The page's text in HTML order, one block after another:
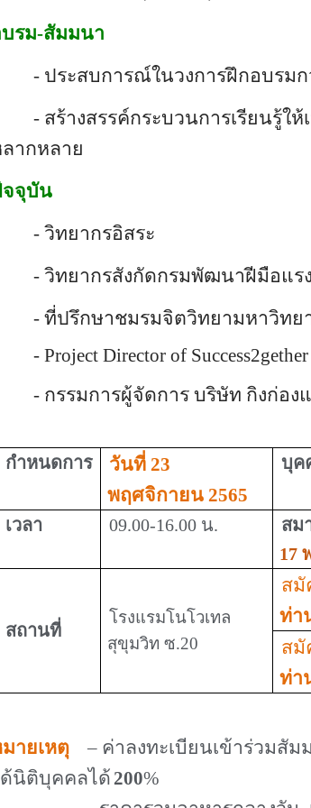
รม-สัมมนา
- ประสบการณ์ในวงการฝึกอบรมก
- สร้างสรรค์กระบวนการเรียนรู้ใ
ากหลาย
จุบัน
- วิทยากรอิสระ
- วิทยากรสังกัดกรมพัฒนาฝีมือแร
- ที่ปรึกษาชมรมจิตวิทยามหาวิทย
- Project Director of Success2
- กรรมการผู้จัดการ บริษัท กิงก่อง
กำหนดการ
วันที่ 23
พฤศจิกายน 2565
บุค
เวลา 09.00-16.00 น. สม
17
สถานที่
โรงแรมโนโวเทล
สุขุมวิท ซ.20
สมั
ท่า
สมั
ท่า
ายเหตุ
– ค่าลงทะเบียนเข้าร่วมสั
นิติบุคคลได้ 200%